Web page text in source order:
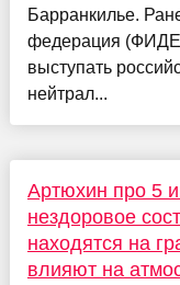
Барранкилье.
федерация
выступать
нейтрал...
Артюхин про 5
нездоровое
находятся на
влияют на